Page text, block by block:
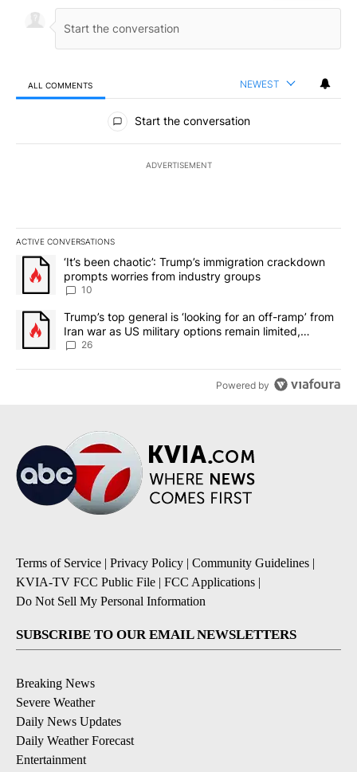
ALL COMMENTS NEWEST
All Comments
Start the conversation
ADVERTISEMENT
ACTIVE CONVERSATIONS
The following is a list of the most commented articles in the last
A trending article titled "‘It’s been chaotic’: Trump’s
‘It’s been chaotic’: Trump’s immigration crackdown
prompts worries from industry groups
10
A trending article titled "Trump’s top general is ‘looking for an
Trump’s top general is ‘looking for an off-ramp’ from
Iran war as US military options remain limited,
sources say
26
Powered by
Terms of Service | Privacy Policy | Community Guidelines |
KVIA-TV FCC Public File | FCC Applications |
Do Not Sell My Personal Information
SUBSCRIBE TO OUR EMAIL NEWSLETTERS
Breaking News
Severe Weather
Daily News Updates
Daily Weather Forecast
Entertainment